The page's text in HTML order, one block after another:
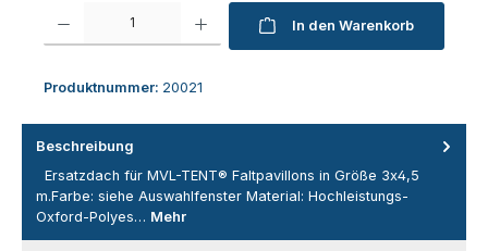
Produkt Anzahl: Gib den gewünschten Wert ein oder benutze die
In den Warenkorb
Produktnummer: 20021
Beschreibung
Ersatzdach für MVL-TENT® Faltpavillons in Größe 3x4,5
m.Farbe: siehe Auswahlfenster Material: Hochleistungs-
Oxford-Polyes… Mehr